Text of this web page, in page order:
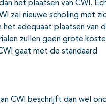
het plaatsen van CWI.
zal nieuwe scholing met
adequaat plaatsen van
zullen geen grote
gaat met de standaard
CWI beschrijft dan wel